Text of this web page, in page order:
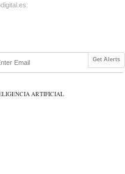
Get Alerts
ARTIFICIAL